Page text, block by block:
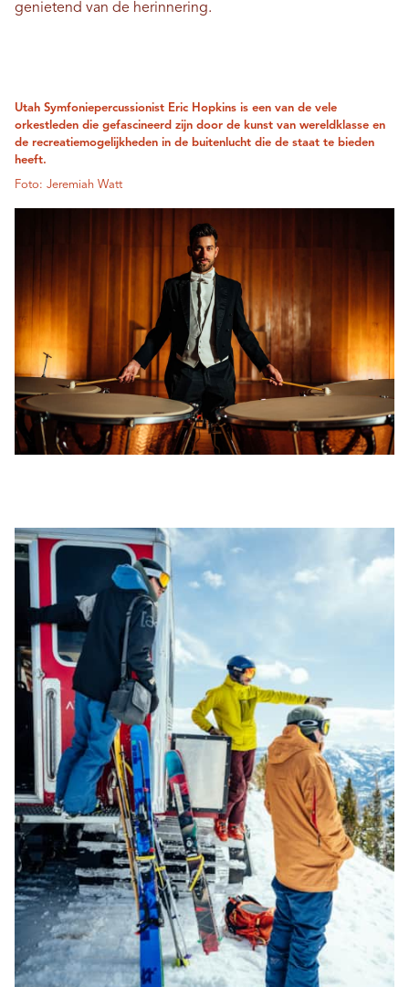
genietend van de herinnering.
Utah Symfoniepercussionist Eric Hopkins is een van de vele
orkestleden die gefascineerd zijn door de kunst van wereldklasse en
de recreatiemogelijkheden in de buitenlucht die de staat te bieden
heeft.
Foto: Jeremiah Watt